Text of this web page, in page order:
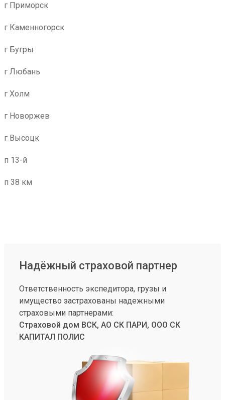
г Приморск
г Каменногорск
г Бугры
г Любань
г Холм
г Новоржев
г Высоцк
п 13-й
п 38 км
Надёжный страховой партнер
Ответственность экспедитора, грузы и
имущество застрахованы надежными
страховыми партнерами:
Страховой дом ВСК, АО СК ПАРИ, ООО СК
КАПИТАЛ ПОЛИС